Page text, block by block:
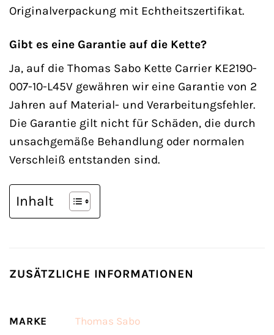
Originalverpackung mit Echtheitszertifikat.
Gibt es eine Garantie auf die Kette?
Ja, auf die Thomas Sabo Kette Carrier KE2190-
007-10-L45V gewähren wir eine Garantie von 2
Jahren auf Material- und Verarbeitungsfehler.
Die Garantie gilt nicht für Schäden, die durch
unsachgemäße Behandlung oder normalen
Verschleiß entstanden sind.
Inhalt
ZUSÄTZLICHE INFORMATIONEN
MARKE Thomas Sabo